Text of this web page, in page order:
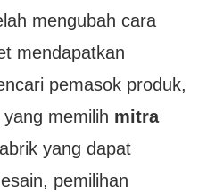
mengubah cara
mendapatkan
pemasok produk,
memilih mitra
yang dapat
pemilihan